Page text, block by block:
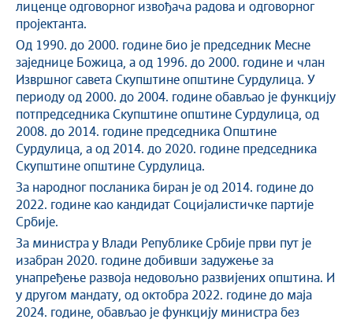
лиценце одговорног извођача радова и одговорног
пројектанта.
Од 1990. до 2000. године био је председник Месне
заједнице Божица, а од 1996. до 2000. године и члан
Извршног савета Скупштине општине Сурдулица. У
периоду од 2000. до 2004. године обављао је функцију
потпредседника Скупштине општине Сурдулица, од
2008. до 2014. године председника Општине
Сурдулица, а од 2014. до 2020. године председника
Скупштине општине Сурдулица.
За народног посланика биран је од 2014. године до
2022. године као кандидат Социјалистичке партије
Србије.
За министра у Влади Републике Србије први пут је
изабран 2020. године добивши задужење за
унапређење развоја недовољно развијених општина. И
у другом мандату, од октобра 2022. године до маја
2024. године, обављао је функцију министра без